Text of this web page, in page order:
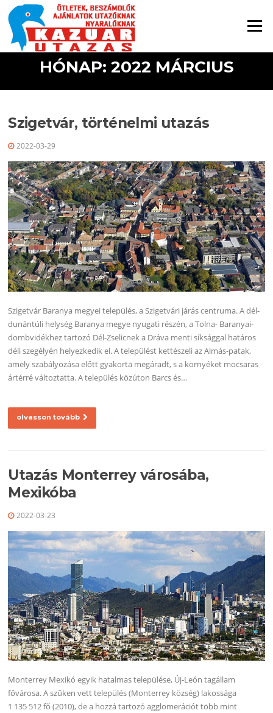
Ugrás a tartalomra
Menü
HÓNAP: 2022 MÁRCIUS
Szigetvár, történelmi utazás
2022-03-29
Szigetvár Baranya megyei település, a Szigetvári járás centruma. A dél-
dunántúli helység Baranya megye nyugati részén, a Tolna- Baranyai-
dombvidékhez tartozó Dél-Zselicnek a Dráva menti síksággal határos
déli szegélyén helyezkedik el. A települést kettészeli az Almás-patak,
amely szabályozása előtt gyakorta megáradt, s a környéket mocsaras
ártérré változtatta. A település közúton Barcs és…
olvasson tovább
Utazás Monterrey városába,
Mexikóba
2022-03-23
Monterrey Mexikó egyik hatalmas települése, Új-León tagállam
fővárosa. A szűken vett település (Monterrey község) lakossága
1 135 512 fő (2010), de a hozzá tartozó agglomerációt több mint